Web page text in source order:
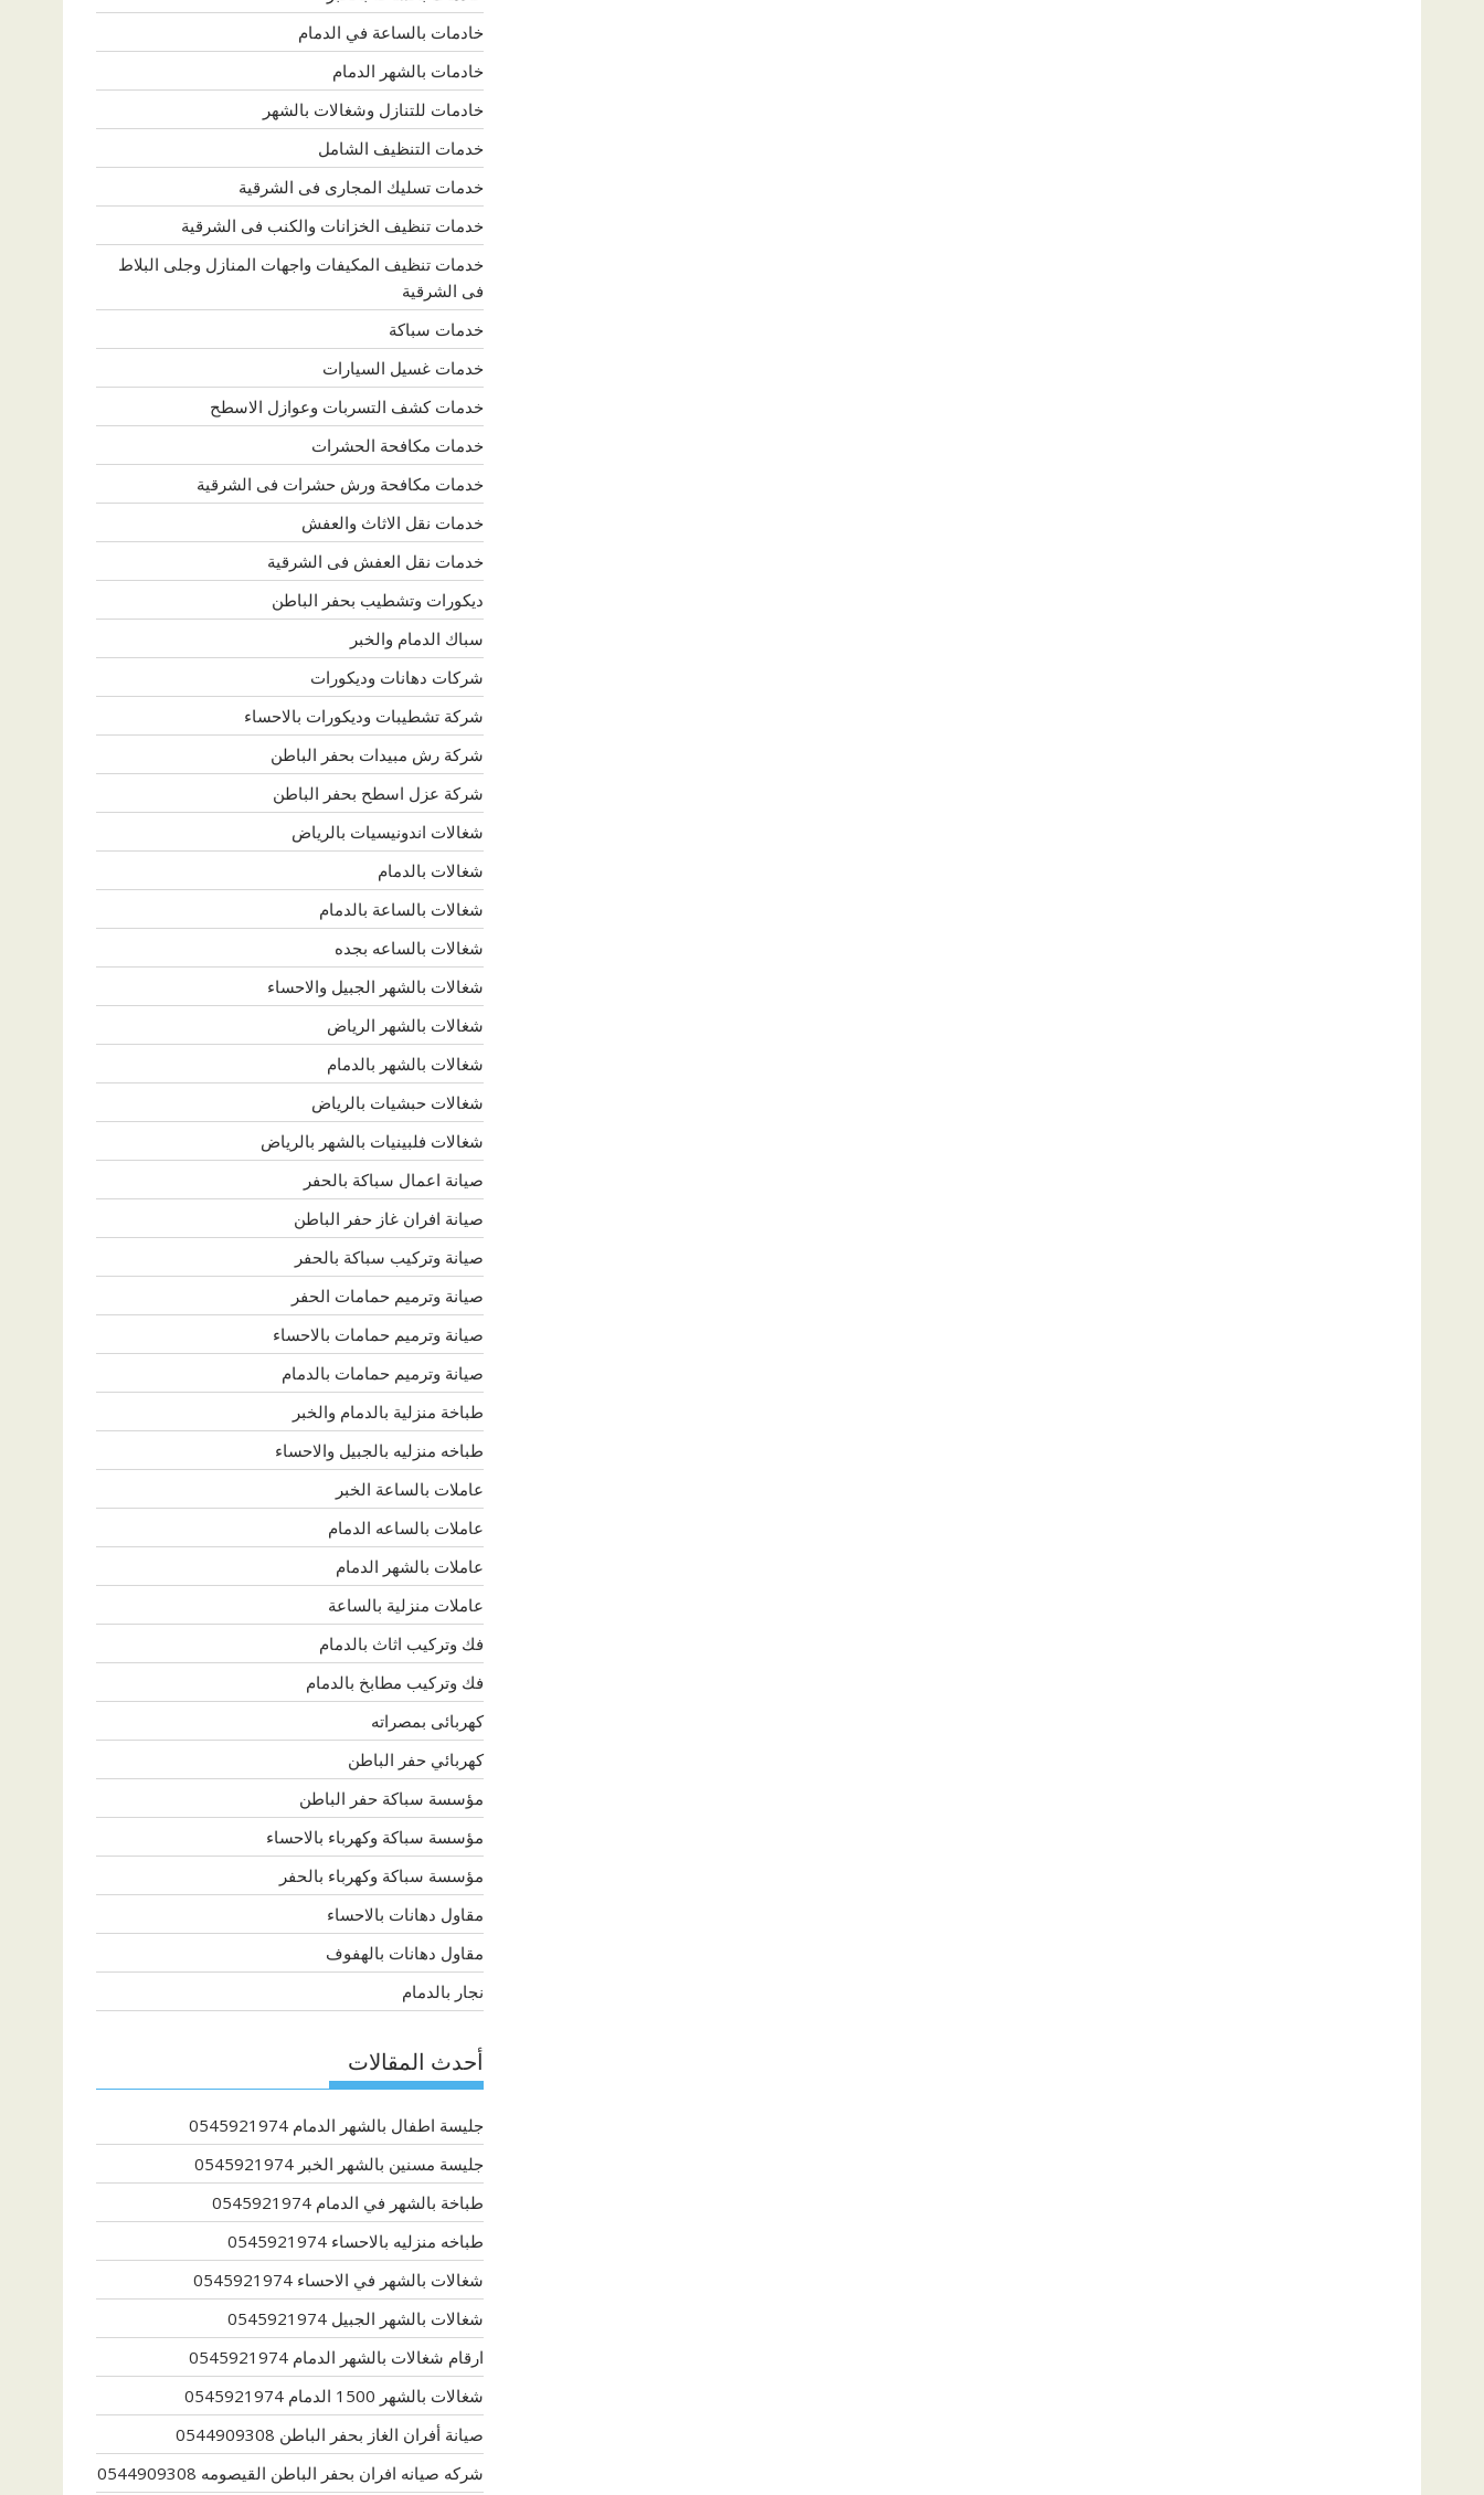
خادمات بالساعة في الدمام
خادمات بالشهر الدمام
خادمات للتنازل وشغالات بالشهر
خدمات التنظيف الشامل
خدمات تسليك المجارى فى الشرقية
خدمات تنظيف الخزانات والكنب فى الشرقية
خدمات تنظيف المكيفات واجهات المنازل وجلى البلاط
فى الشرقية
خدمات سباكة
خدمات غسيل السيارات
خدمات كشف التسربات وعوازل الاسطح
خدمات مكافحة الحشرات
خدمات مكافحة ورش حشرات فى الشرقية
خدمات نقل الاثاث والعفش
خدمات نقل العفش فى الشرقية
ديكورات وتشطيب بحفر الباطن
سباك الدمام والخبر
شركات دهانات وديكورات
شركة تشطيبات وديكورات بالاحساء
شركة رش مبيدات بحفر الباطن
شركة عزل اسطح بحفر الباطن
شغالات اندونيسيات بالرياض
شغالات بالدمام
شغالات بالساعة بالدمام
شغالات بالساعه بجده
شغالات بالشهر الجبيل والاحساء
شغالات بالشهر الرياض
شغالات بالشهر بالدمام
شغالات حبشيات بالرياض
شغالات فلبينيات بالشهر بالرياض
صيانة اعمال سباكة بالحفر
صيانة افران غاز حفر الباطن
صيانة وتركيب سباكة بالحفر
صيانة وترميم حمامات الحفر
صيانة وترميم حمامات بالاحساء
صيانة وترميم حمامات بالدمام
طباخة منزلية بالدمام والخبر
طباخه منزليه بالجبيل والاحساء
عاملات بالساعة الخبر
عاملات بالساعه الدمام
عاملات بالشهر الدمام
عاملات منزلية بالساعة
فك وتركيب اثاث بالدمام
فك وتركيب مطابخ بالدمام
كهربائى بمصراته
كهربائي حفر الباطن
مؤسسة سباكة حفر الباطن
مؤسسة سباكة وكهرباء بالاحساء
مؤسسة سباكة وكهرباء بالحفر
مقاول دهانات بالاحساء
مقاول دهانات بالهفوف
نجار بالدمام
أحدث المقالات
جليسة اطفال بالشهر الدمام 0545921974
جليسة مسنين بالشهر الخبر 0545921974
طباخة بالشهر في الدمام 0545921974
طباخه منزليه بالاحساء 0545921974
شغالات بالشهر في الاحساء 0545921974
شغالات بالشهر الجبيل 0545921974
ارقام شغالات بالشهر الدمام 0545921974
شغالات بالشهر 1500 الدمام 0545921974
صيانة أفران الغاز بحفر الباطن 0544909308
شركه صيانه افران بحفر الباطن القيصومه 0544909308